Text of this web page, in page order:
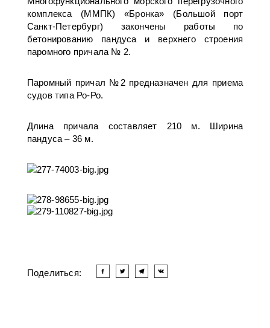
комплекса (ММПК) «Бронка» (Большой порт
Санкт-Петербург) закончены работы по
бетонированию пандуса и верхнего строения
паромного причала № 2.
Паромный причал №2 предназначен для приема
судов типа Ро-Ро.
Длина причала составляет 210 м. Ширина
пандуса – 36 м.
Поделиться: